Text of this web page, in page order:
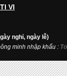
VI
nghỉ, ngày lễ)
minh nhập khẩu :